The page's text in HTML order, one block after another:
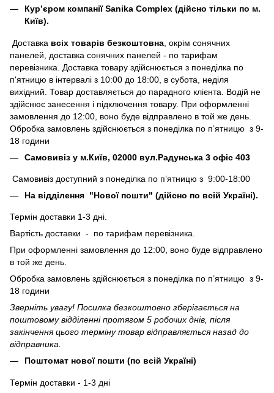
Кур’єром компанії Sanika Complex (дійсно тільки по м.
Київ).
Доставка всіх товарів безкоштовна , окрім сонячних
панелей, доставка сонячних панелей - по тарифам
перевізника. Доставка товару здійснюється з понеділка по
п'ятницю в інтервалі з 10:00 до 18:00, в субота, неділя
вихідний. Товар доставляється до парадного клієнта. Водій не
здійснює занесення і підключення товару. При оформленні
замовлення до 12:00, воно буде відправлено в той же день.
Обробка замовлень здійснюється з понеділка по п’ятницю з 9-
18 години
Самовивіз у м.Київ, 02000 вул.Радунська 3 офіс 403
Самовивіз доступний з понеділка по п’ятницю з 9:00-18:00
На відділення "Нової пошти" (дійсно по всій Україні).
Термін доставки 1-3 дні.
Вартість доставки - по тарифам перевізника.
При оформленні замовлення до 12:00, воно буде відправлено
в той же день.
Обробка замовлень здійснюється з понеділка по п’ятницю з 9-
18 години
Зверніть увагу! Посилка безкоштовно зберігається на
поштовому відділенні протягом 5 робочих днів, після
закінчення цього терміну товар відправляється назад до
відправника.
Поштомат нової пошти (по всій Україні)
Термін доставки - 1-3 дні